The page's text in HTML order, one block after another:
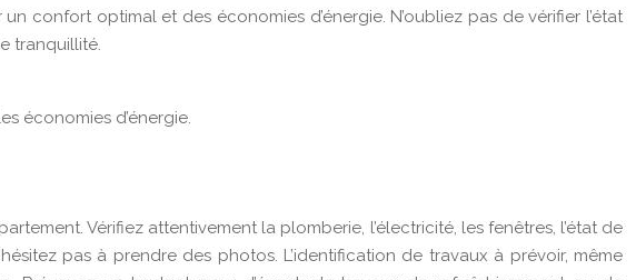
confort optimal et des économies d’énergie. N’oubliez pas de vérifier l’état
tranquillité.
économies d’énergie.
Vérifiez attentivement la plomberie, l’électricité, les fenêtres, l’état de
pas à prendre des photos. L’identification de travaux à prévoir, même